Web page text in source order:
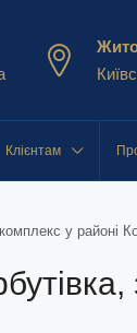
Клієнтам
у районі